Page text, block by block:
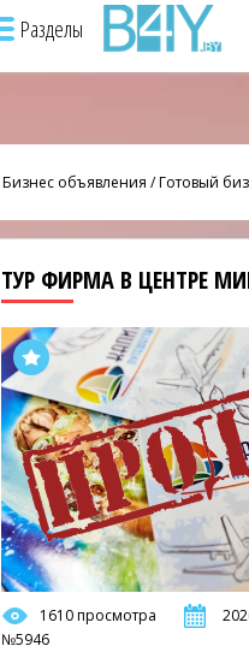
Разделы
Бизнес объявления /Готовый
ТУР ФИРМА В ЦЕНТРЕ
1610 просмотра
№5946